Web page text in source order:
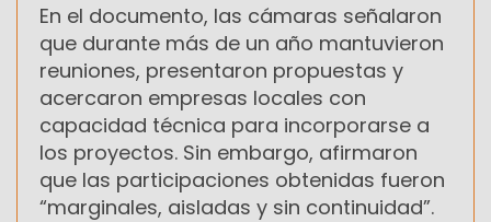
En el documento, las cámaras señalaron
que durante más de un año mantuvieron
reuniones, presentaron propuestas y
acercaron empresas locales con
capacidad técnica para incorporarse a
los proyectos. Sin embargo, afirmaron
que las participaciones obtenidas fueron
“marginales, aisladas y sin continuidad”.